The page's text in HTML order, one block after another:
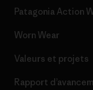
Patagonia Action
Worn Wear
Valeurs et projets
Rapport